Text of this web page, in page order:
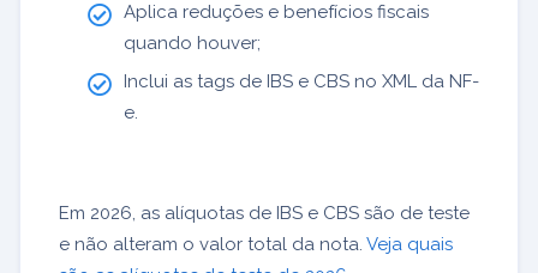
Aplica reduções e benefícios fiscais
quando houver;
Inclui as tags de IBS e CBS no XML da NF-
e.
Em 2026, as alíquotas de IBS e CBS são de teste
e não alteram o valor total da nota. Veja quais